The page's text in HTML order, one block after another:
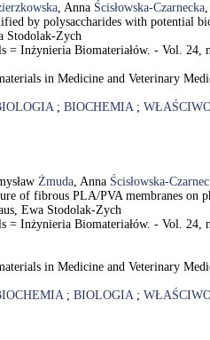
, Anna Ścisłowska-Czarnecka
by polysaccharides with potential
Stodolak-Zych
= Inżynieria Biomateriałów. - Vol. 24,
in Medicine and Veterinary
; BIOCHEMIA;
Żmuda, Anna Ścisłowska-
of fibrous PLA/PVA membranes on
Ewa Stodolak-Zych
= Inżynieria Biomateriałów. - Vol. 24,
in Medicine and Veterinary
; BIOLOGIA;